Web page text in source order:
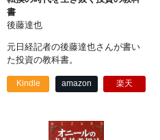
書
後藤達也
元日経記者の後藤達也さんが書い
た投資の教科書。
Kindle amazon 楽天